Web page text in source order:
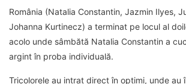
România (Natalia Constantin, Jazmin Ilyes,
Johanna Kurtinecz) a terminat pe locul al
acolo unde sâmbătă Natalia Constantin a
argint în proba individuală.
Tricolorele au intrat direct în optimi, unde au